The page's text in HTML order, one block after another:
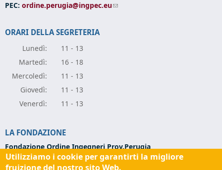
PEC: ordine.perugia@ingpec.eu(link sends e-mail)
ORARI DELLA SEGRETERIA
Lunedì:
11 - 13
Martedì:
16 - 18
Mercoledì:
11 - 13
Giovedì:
11 - 13
Venerdì: 11 - 13
LA FONDAZIONE
Fondazione Ordine Ingegneri Prov.Perugia
Via Campo di Marte, 9 - 06124 Perugia
Codice Fiscale: 94139270543
Utilizziamo i cookie per garantirti la migliore
fruizione del nostro sito Web.